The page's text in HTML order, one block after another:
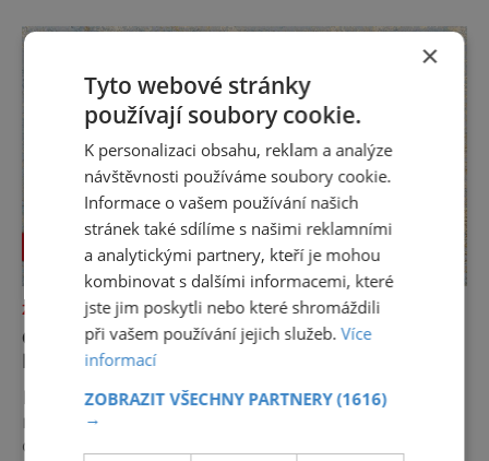
Můstek si dodnes uchovává syrový horský
šumavských hřebenů, kde se střídá hustý les
ZAJÍMAVOSTI
OSUDOVÉ DNY, KTERÉ ZMĚNILY
HISTORII
Existují dny, které jsou naprosto obyčejné a
rychle upadnou v zapomnění, a pak jsou tu
dny, které se nesmazatelným písmem
×
Tyto webové stránky
používají soubory cookie.
K personalizaci obsahu, reklam a analýze
návštěvnosti používáme soubory cookie.
Informace o vašem používání našich
stránek také sdílíme s našimi reklamními
a analytickými partnery, kteří je mohou
kombinovat s dalšími informacemi, které
jste jim poskytli nebo které shromáždili
při vašem používání jejich služeb.Více
informací
ZOBRAZIT VŠECHNY PARTNERY(1616)
→